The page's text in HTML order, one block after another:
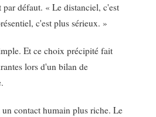
par défaut. « Le distanciel, c'est
c'est plus sérieux. »
Et ce choix précipité fait
lors d'un bilan de
contact humain plus riche. Le